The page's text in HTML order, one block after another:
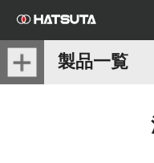
製品一覧